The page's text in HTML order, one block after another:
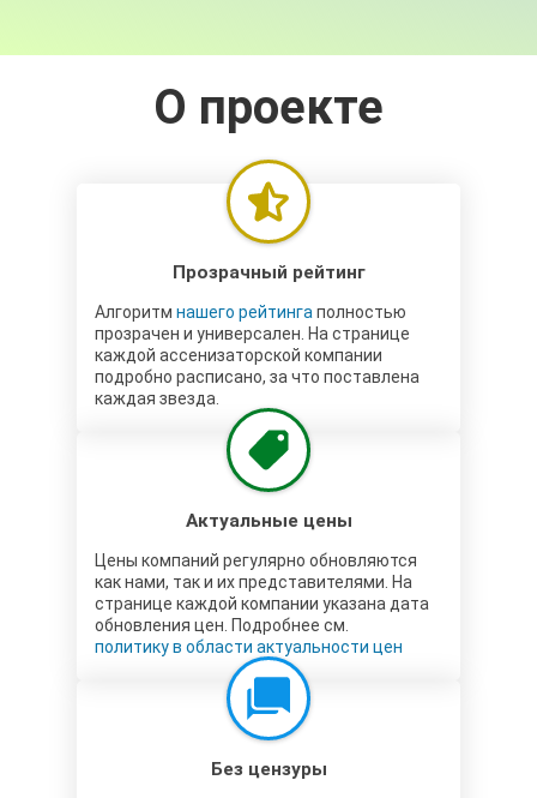
О проекте
Прозрачный рейтинг
Алгоритм нашего рейтингаполностью
прозрачен и универсален. На странице
каждой ассенизаторской компании
подробно расписано, за что поставлена
каждая звезда.
Актуальные цены
Цены компаний регулярно обновляются
как нами, так и их представителями. На
странице каждой компании указана дата
обновления цен. Подробнее см.
политику в области актуальности цен
Без цензуры